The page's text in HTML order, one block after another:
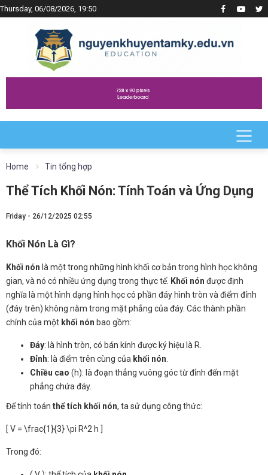
Thursday, 06/08/2026, 19:50
Home Tin tổng hợp
Thể Tích Khối Nón: Tính Toán và Ứng Dụng
Friday - 26/12/2025 02:55
Khối Nón Là Gì?
Khối nón là một trong những hình khối cơ bản trong hình học không
gian, và nó có nhiều ứng dụng trong thực tế. Khối nón được định
nghĩa là một hình dạng hình học có phần đáy hình tròn và điểm đỉnh
(đáy trên) không nằm trong mặt phẳng của đáy. Các thành phần
chính của một khối nón bao gồm:
Đáy: là hình tròn, có bán kính được ký hiệu là R.
Đỉnh: là điểm trên cùng của khối nón
Chiều cao (h): là đoạn thẳng vuông góc từ đỉnh đến mặt
phẳng chứa đáy.
Để tính toán thể tích khối nón, ta sử dụng công thức:
[ V = \frac{1}{3} \pi R^2 h ]
Trong đó: